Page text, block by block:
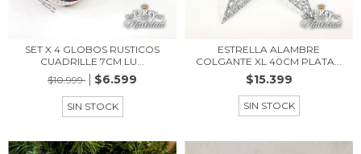
SET X 4 GLOBOS RUSTICOS
CUADRILLE 7CM LU...
$10.999
$6.599
SIN STOCK
ESTRELLA ALAMBRE
COLGANTE XL 40CM PLATA...
$15.399
SIN STOCK